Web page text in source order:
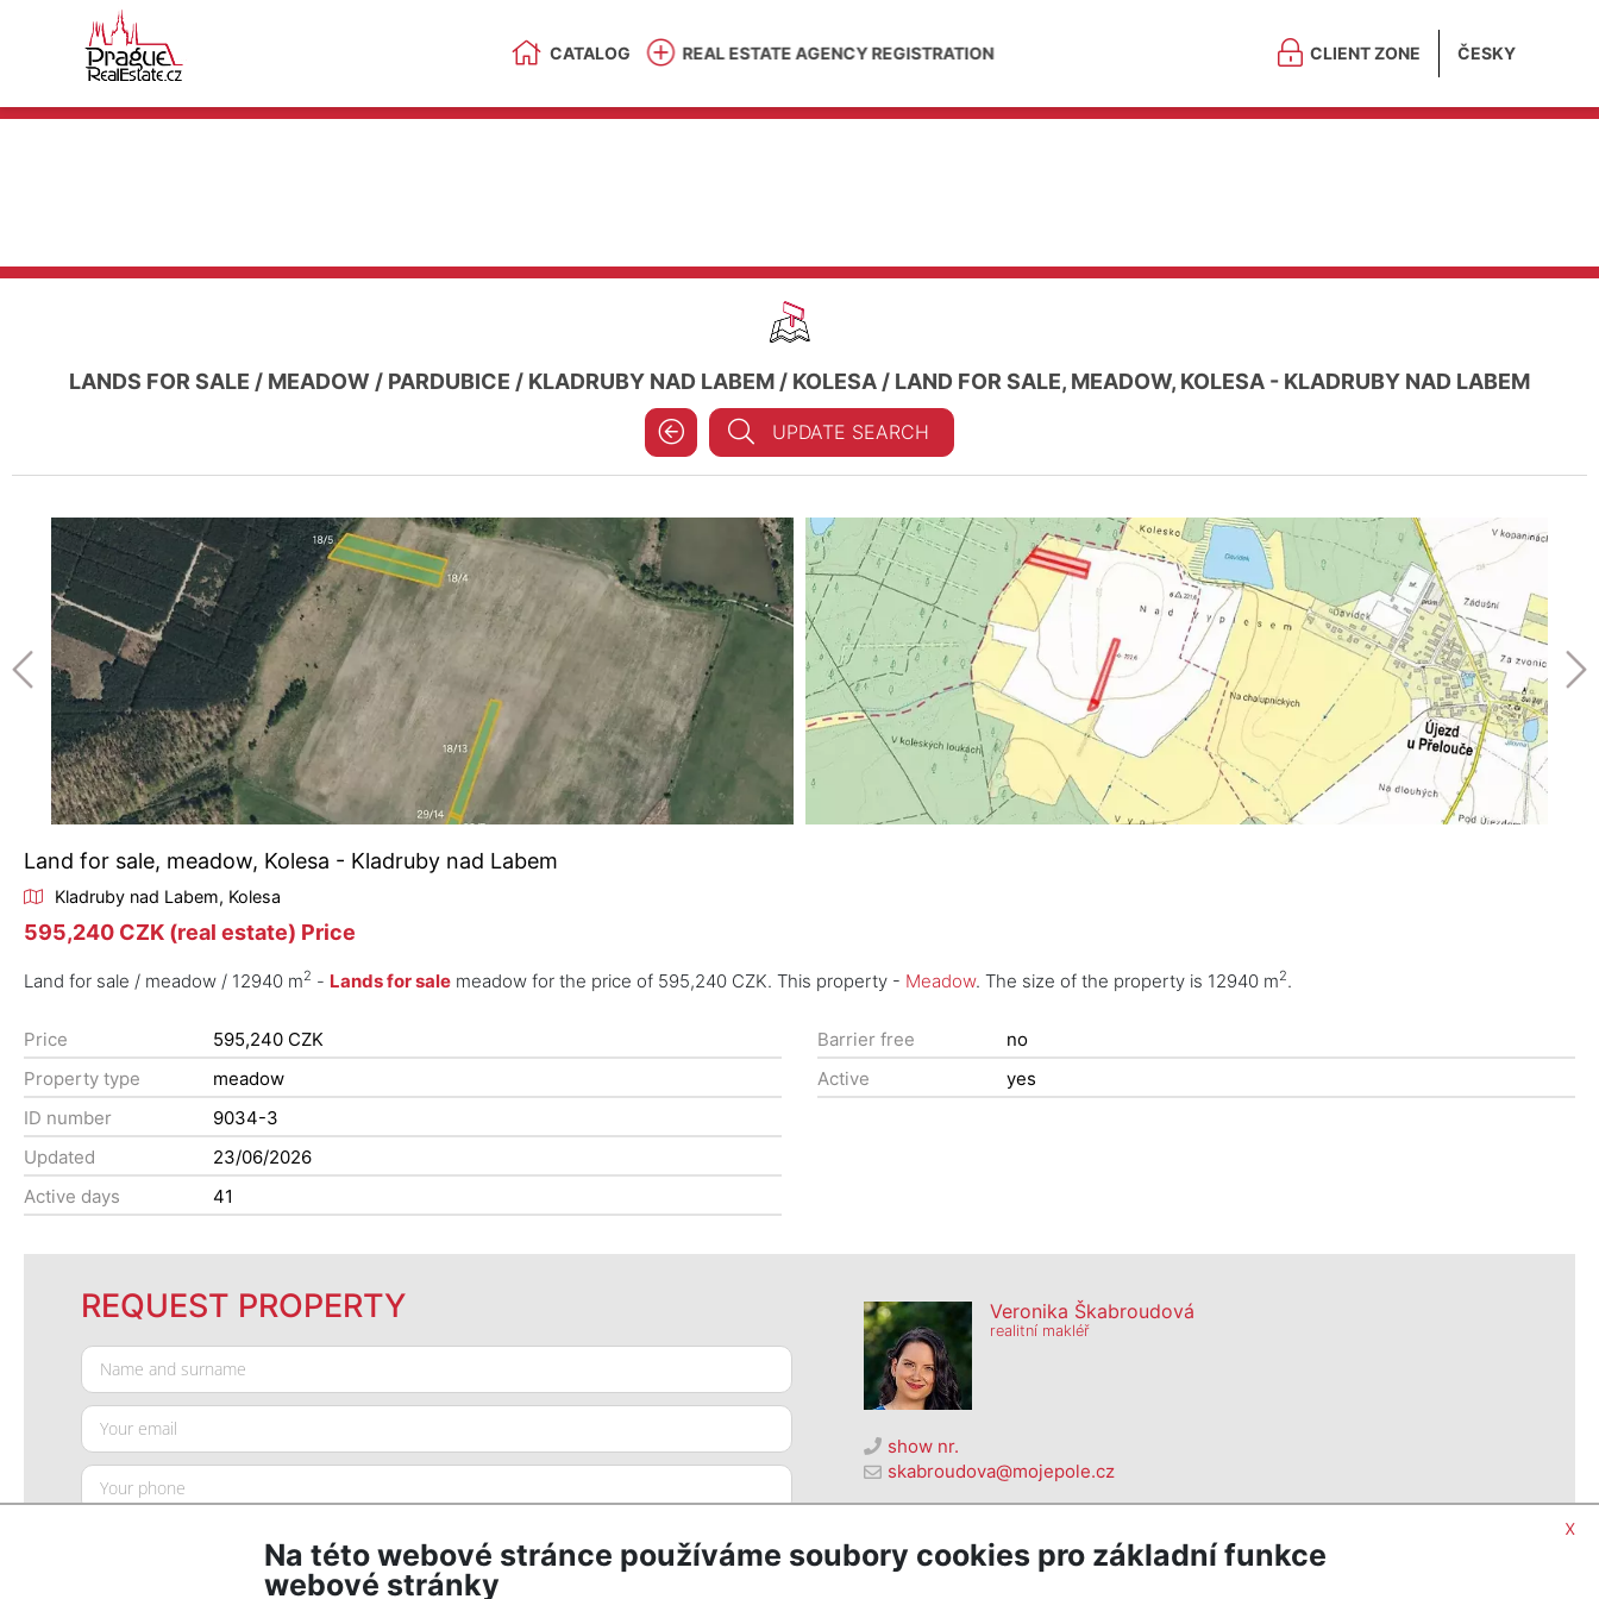
CATALOG REAL ESTATE AGENCY REGISTRATION CLIENT ZONE ČESKY
LANDS FOR SALE / MEADOW / PARDUBICE / KLADRUBY NAD LABEM / KOLESA / LAND FOR SALE, MEADOW, KOLESA - KLADRUBY NAD LABEM
UPDATE SEARCH
Land for sale, meadow, Kolesa - Kladruby nad Labem
Kladruby nad Labem, Kolesa
595,240 CZK (real estate) Price
Land for sale / meadow / 12940 m2 - Lands for sale meadow for the price of 595,240 CZK. This property - Meadow. The size of the property is 12940 m2.
Price
595,240 CZK
Property type
meadow
ID number
9034-3
Updated
23/06/2026
Active days
41
Barrier free
no
Active
yes
REQUEST PROPERTY Veronika Škabroudová
realitní makléř
show nr.
skabroudova@mojepole.cz
Revoluční 1003/3, 11000, Praha
x
Na této webové stránce používáme soubory cookies pro základní funkce
webové stránky